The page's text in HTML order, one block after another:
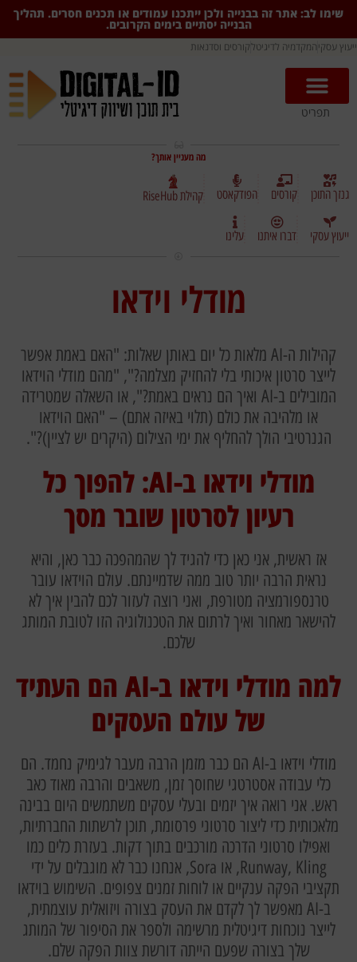
שימו לב: אתר זה בבנייה ולכן ייתכנו עמודים או תכנים חסרים. תהליך
הבנייה יסתיים בימים הקרובים.
ייעוץ עסקיהמקדמיה לדיגיטלקורסים וסדנאות
תפריט
מה מעניין אותך?
גנזך התוכן קורסים הפודקאסט קהילת RiseHub
ייעוץ עסקי דברו איתנו עלינו
מודלי וידאו
קהילות ה-AI מלאות כל יום באותן שאלות: "האם באמת אפשר
לייצר סרטון איכותי בלי להחזיק מצלמה?", "מהם מודלי הוידאו
המובילים ב-AI ואיך הם נראים באמת?", או השאלה שמטרידה
או מלהיבה את כולם (תלוי באיזה אתם) – "האם הוידאו
הגנרטיבי הולך להחליף את ימי הצילום (היקרים יש לציין)?".
מודלי וידאו ב-AI: להפוך כל
רעיון לסרטון שובר מסך
אז ראשית, אני כאן כדי להגיד לך שהמהפכה כבר כאן, והיא
נראית הרבה יותר טוב ממה שדמיינתם. עולם הוידאו עובר
טרנספורמציה מטורפת, ואני רוצה לעזור לכם להבין איך לא
להישאר מאחור ואיך לרתום את הטכנולוגיה הזו לטובת המותג
שלכם.
למה מודלי וידאו ב-AI הם העתיד
של עולם העסקים
מודלי וידאו ב-AI הם כבר מזמן הרבה מעבר לגימיק נחמד. הם
כלי עבודה אסטרטגי שחוסך זמן, משאבים והרבה מאוד כאב
ראש. אני רואה איך יזמים ובעלי עסקים משתמשים היום בבינה
מלאכותית כדי ליצור סרטוני פרסומת, תוכן לרשתות החברתיות,
ואפילו סרטוני הדרכה מורכבים בתוך דקות. בעזרת כלים כמו
Runway, Kling, או Sora, אנחנו כבר לא מוגבלים על ידי
תקציבי הפקה ענקיים או לוחות זמנים צפופים. השימוש בוידאו
ב-AI מאפשר לך לקדם את העסק בצורה ויזואלית עוצמתית,
לייצר נוכחות דיגיטלית מרשימה ולספר את הסיפור של המותג
שלך בצורה שפעם הייתה דורשת צוות הפקה שלם.